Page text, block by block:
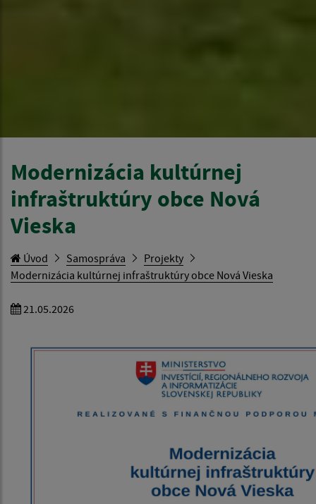
Modernizácia kultúrnej
infraštruktúry obce Nová
Vieska
Úvod Samospráva
Projekty
Modernizácia kultúrnej infraštruktúry obce Nová Vieska
21.05.2026